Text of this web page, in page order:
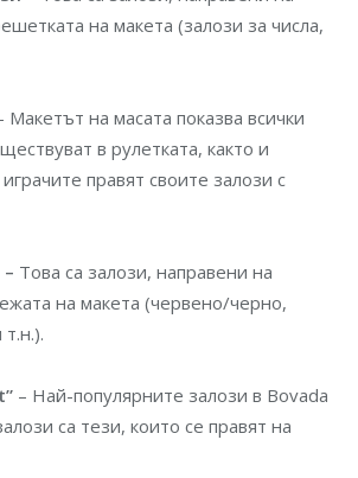
на макета (залози за числа,
Макетът на масата показва всички
в рулетката, както и
правят своите залози с
Това са залози, направени на
на макета (червено/черно,
– Най-популярните залози в Bovada
са тези, които се правят на